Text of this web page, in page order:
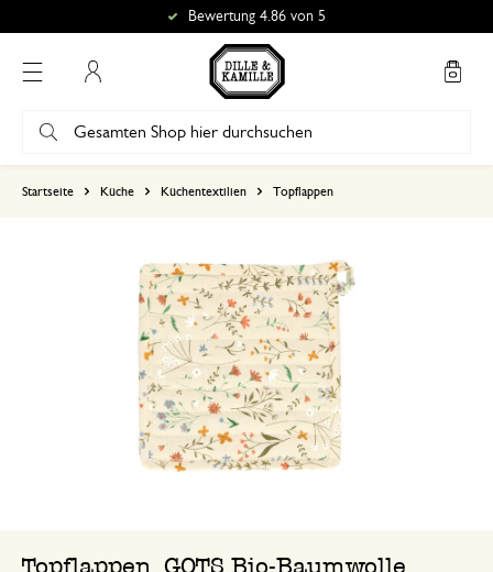
Bewertung 4.86 von 5
Startseite Küche Küchentextilien Topflappen
Topflappen, GOTS Bio-Baumwolle,